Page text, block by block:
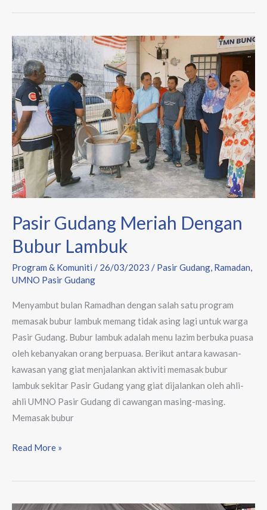
Pasir Gudang Meriah Dengan
Bubur Lambuk
Program & Komuniti / 26/03/2023 / Pasir Gudang, Ramadan,
UMNO Pasir Gudang
Menyambut bulan Ramadhan dengan salah satu program
memasak bubur lambuk memang tidak asing lagi untuk warga
Pasir Gudang. Bubur lambuk adalah menu lazim berbuka puasa
oleh kebanyakan orang berpuasa. Berikut antara kawasan-
kawasan yang giat menjalankan aktiviti memasak bubur
lambuk sekitar Pasir Gudang yang giat dijalankan oleh ahli-
ahli UMNO Pasir Gudang di cawangan masing-masing.
Memasak bubur
Pasir
Gudang
Meriah
Dengan
Bubur
Lambuk
Read More »